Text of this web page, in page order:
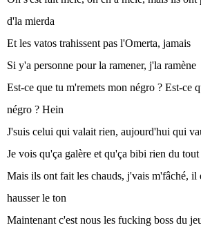
d'la mierda
Et les vatos trahissent pas l'Omerta, jamais
Si y'a personne pour la ramener, j'la ramène
Est-ce que tu m'remets mon négro ? Est-ce
négro ? Hein
J'suis celui qui valait rien, aujourd'hui qui
Je vois qu'ça galère et qu'ça bibi rien du tout
Mais ils ont fait les chauds, j'vais m'fâché, il
hausser le ton
Maintenant c'est nous les fucking boss du